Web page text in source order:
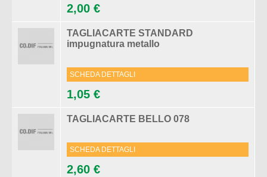
2,00 €
TAGLIACARTE STANDARD
impugnatura metallo
SCHEDA DETTAGLI
1,05 €
TAGLIACARTE BELLO 078
SCHEDA DETTAGLI
2,60 €